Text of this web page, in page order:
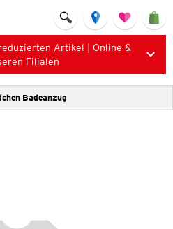
Artikel | Online &
Filialen
Badeanzug